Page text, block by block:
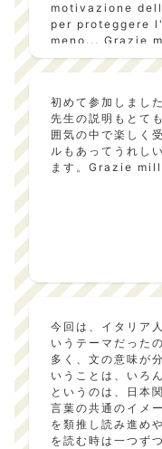
motivazione
per proteggere
meno... Grazie
seminario,
初めて参加しまし
先生の説明もとて
囲気の中で楽しく
ルもあってうれし
ます。Grazie
今回は、イタリア
いうテーマだった
多く、文の意味が
いうことは、いろ
というのは、日本
言葉の共通のイメ
を類推し読み進め
を読む時は一つず